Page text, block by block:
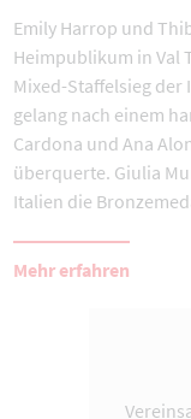
Emily Harrop und
Heimpublikum in Val
Mixed-Staffelsieg der
gelang nach einem
Cardona und Ana
überquerte. Giulia
Italien die
Mehr erfahren